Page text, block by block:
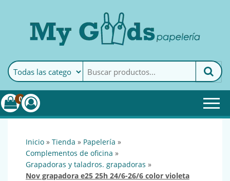
MyGoods · PapeleríaMy Goods es tu papelería
online de confianza. Podrás
encontrar todo lo necesario
0
inicio » tienda » papelería »
complementos de oficina »
grapadoras y taladros. grapadoras »
nov grapadora e25 25h 24/6-26/6 color violeta